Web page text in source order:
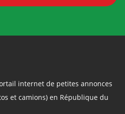
internet de petites annonces
et camions) en République du